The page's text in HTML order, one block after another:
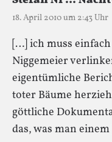
18. April 2010 um 2:43 Uhr
[…] ich muss
Niggemeier
eigentümliche
toter Bäume
göttliche
das, was man